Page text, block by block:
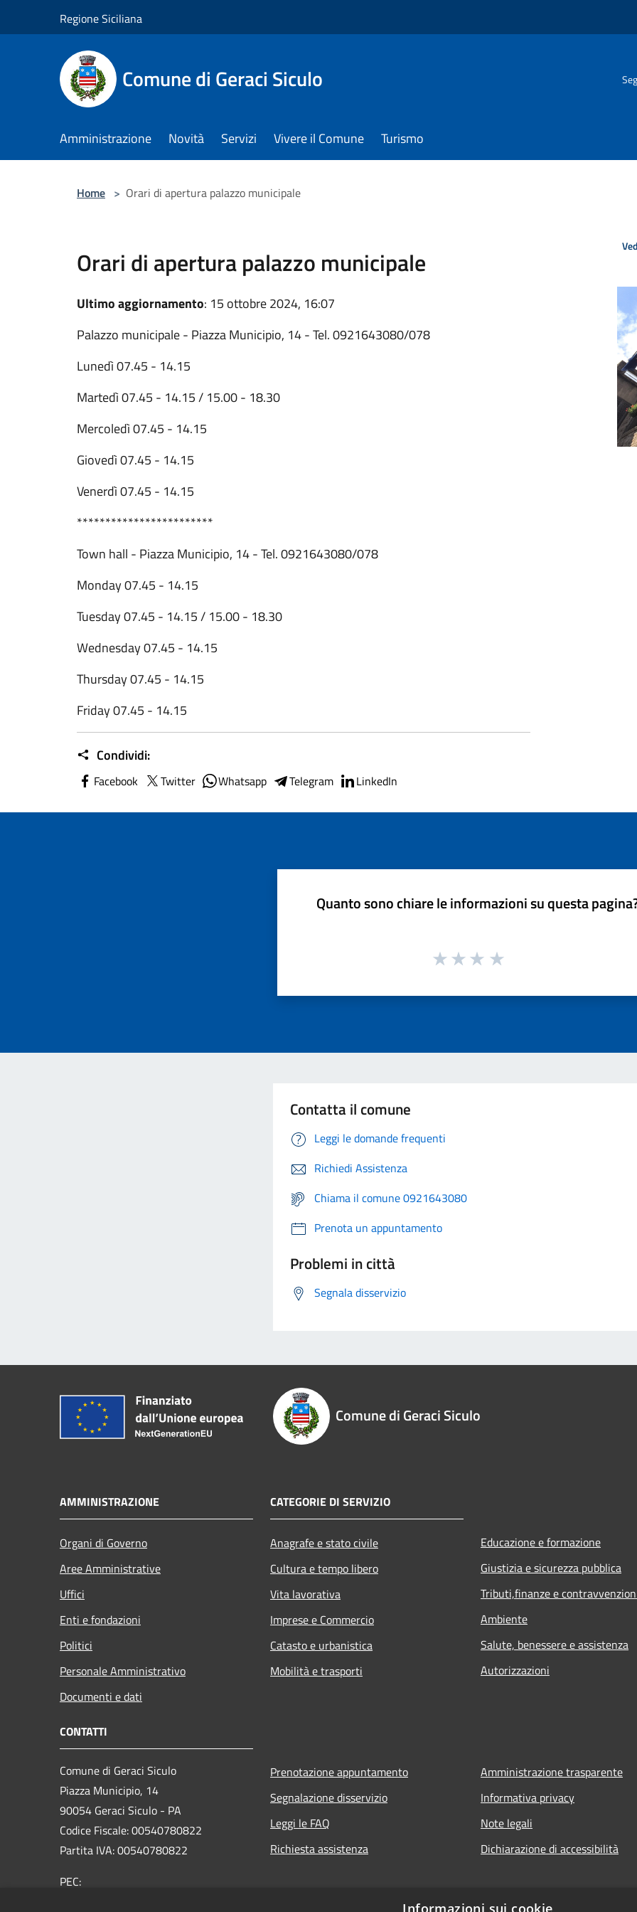
Regione Siciliana
Comune di Geraci Siculo
Amministrazione Novità Servizi Vivere il Comune Turismo
Home > Orari di apertura palazzo municipale
Orari di apertura palazzo municipale
Ultimo aggiornamento: 15 ottobre 2024, 16:07
Palazzo municipale - Piazza Municipio, 14 - Tel. 0921643080/078
Lunedì 07.45 - 14.15
Martedì 07.45 - 14.15 / 15.00 - 18.30
Mercoledì 07.45 - 14.15
Giovedì 07.45 - 14.15
Venerdì 07.45 - 14.15
************************
Town hall - Piazza Municipio, 14 - Tel. 0921643080/078
Monday 07.45 - 14.15
Tuesday 07.45 - 14.15 / 15.00 - 18.30
Wednesday 07.45 - 14.15
Thursday 07.45 - 14.15
Friday 07.45 - 14.15
Condividi:
Facebook Twitter Whatsapp Telegram LinkedIn
Quanto sono chiare le informazioni su questa
Contatta il comune
Leggi le domande frequenti
Richiedi Assistenza
Chiama il comune 0921643080
Prenota un appuntamento
Problemi in città
Segnala disservizio
Comune di Geraci Siculo
AMMINISTRAZIONE
Organi di Governo
Aree Amministrative
Uffici
Enti e fondazioni
Politici
Personale Amministrativo
Documenti e dati
CATEGORIE DI SERVIZIO
Anagrafe e stato civile
Cultura e tempo libero
Vita lavorativa
Imprese e Commercio
Catasto e urbanistica
Mobilità e trasporti
Educazione e formazione
Giustizia e sicurezza pubblica
Tributi,finanze e
Ambiente
Salute, benessere e assistenza
Autorizzazioni
CONTATTI
Comune di Geraci Siculo
Piazza Municipio, 14
90054 Geraci Siculo - PA
Codice Fiscale: 00540780822
Partita IVA: 00540780822
PEC:
Prenotazione appuntamento
Segnalazione disservizio
Leggi le FAQ
Richiesta assistenza
Amministrazione trasparente
Informativa privacy
Note legali
Dichiarazione di accessibilità
Informazioni sui cookie